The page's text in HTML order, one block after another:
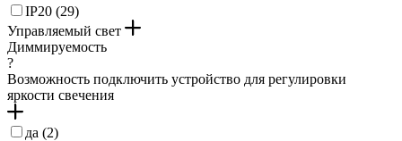
IP20 (29)
Управляемый свет
Диммируемость
?
Возможность подключить устройство для регулировки
яркости свечения
да (2)